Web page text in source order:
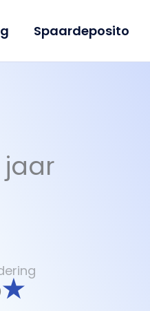
Spaardeposito
jaar
★